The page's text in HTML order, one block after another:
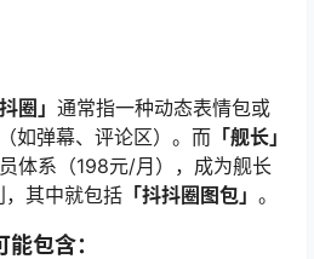
圈」 通常指一种动态表情包或
如弹幕、评论区）。而 「舰长」
体系（198元/月），成为舰长
其中就包括 「抖抖圈图包」 。
包含：